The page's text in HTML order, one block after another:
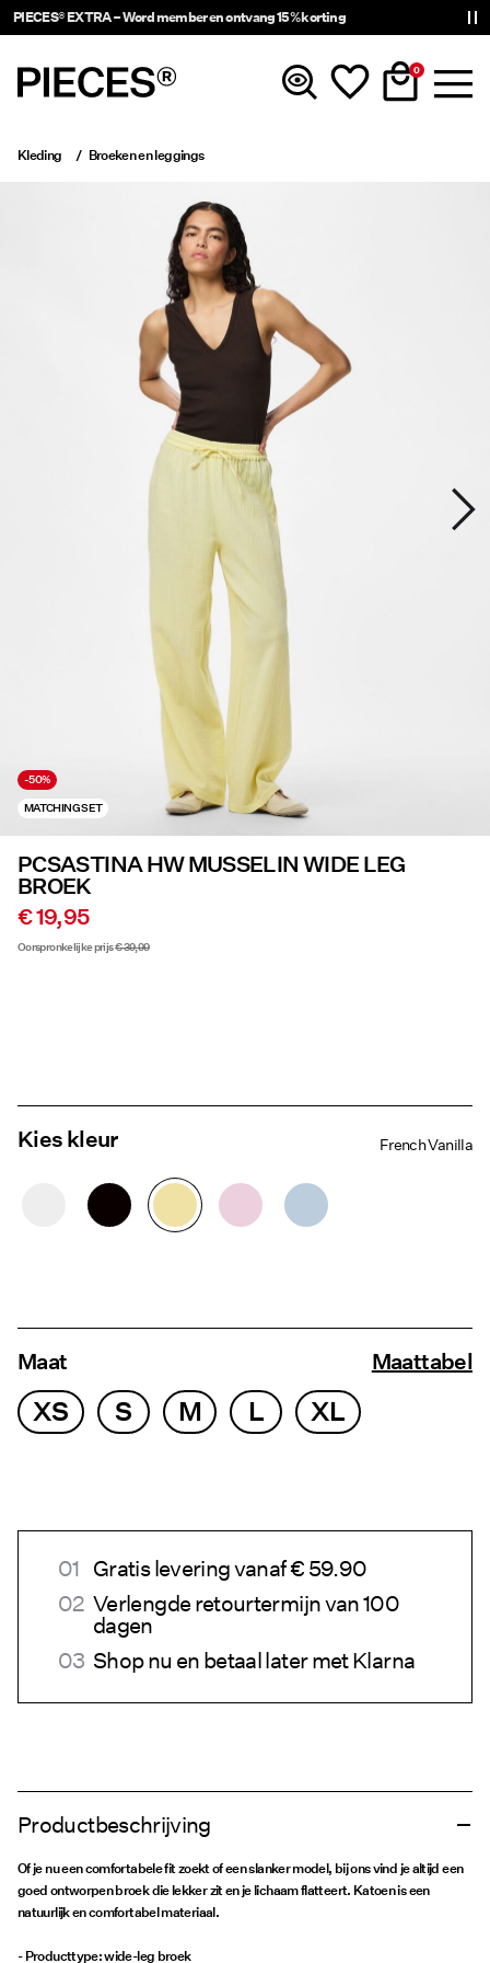
PIECES® EXTRA – Word member en ontvang 15% korting
0
Accessoires
Trending
Shop The Look
Aanbiedingen
PIECES® EXTRA
Over
ons
Nederland
/
Nederlands
Kleding Broeken en leggings
-50%
MATCHING SET
PCSASTINA HW MUSSELIN WIDE LEG
BROEK
€ 19,95
Oorspronkelijke prijs€ 39,99
Kies kleur French Vanilla
Maat Maattabel
XS S M L XL
Gratis levering vanaf € 59.90
Verlengde retourtermijn van 100
dagen
Shop nu en betaal later met Klarna
Productbeschrijving
Of je nu een comfortabele fit zoekt of een slanker model, bij ons vind je altijd een
goed ontworpen broek die lekker zit en je lichaam flatteert. Katoen is een
natuurlijk en comfortabel materiaal.
- Producttype: wide-leg broek